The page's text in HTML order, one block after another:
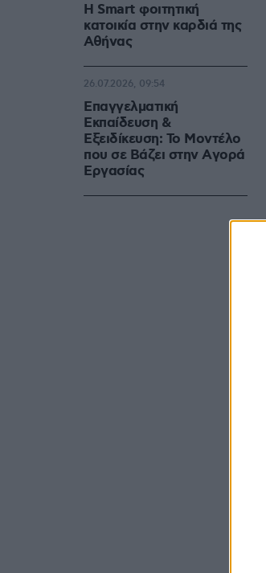
Η Smart φοιτητική
κατοικία στην καρδιά της
Αθήνας
Επαγγελματική
Εκπαίδευση &
Εξειδίκευση: Το Mοντέλο
που σε Bάζει στην Aγορά
Eργασίας
26.07.2026, 09:54